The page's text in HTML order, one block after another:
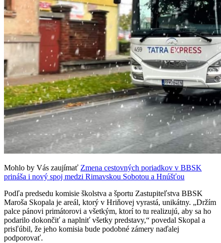
Mohlo by Vás zaujímať Zmena cestovných poriadkov v BBSK
prináša i nový spoj medzi Rimavskou Sobotou a Hnúšťou
Podľa predsedu komisie školstva a športu Zastupiteľstva BBSK
Maroša Skopala je areál, ktorý v Hriňovej vyrastá, unikátny. „Držím
palce pánovi primátorovi a všetkým, ktorí to tu realizujú, aby sa ho
podarilo dokončiť a naplniť všetky predstavy,“ povedal Skopal a
prisľúbil, že jeho komisia bude podobné zámery naďalej
podporovať.